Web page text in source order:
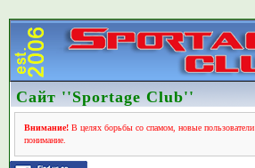
Сайт ''Sportage Club''
Внимание!В целях борьбы со спамом, новые пользователи
понимание.